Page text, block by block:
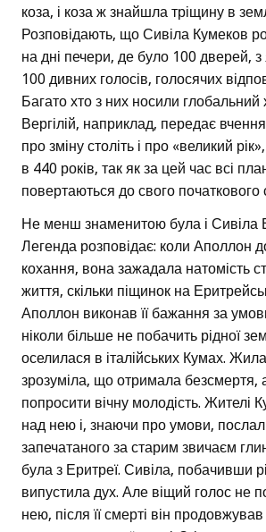
коза, і коза ж знайшла тріщину в
Розповідають, що Сивіла Кумеков
на дні печери, де було 100 дверей,
100 дивних голосів, голосячих
Багато хто з них носили глобальний
Вергілій, наприклад, передає
про зміну століть і про «великий
в 440 років, так як за цей час всі
повертаються до свого початкового
Не менш знаменитою була і Сивіла
Легенда розповідає: коли Аполлон
кохання, вона зажадала натомість
життя, скільки піщинок на
Аполлон виконав її бажання за
ніколи більше не побачить рідної
оселилася в італійських Кумах.
зрозуміла, що отримала безсмертя,
попросити вічну молодість. Жителі
над нею і, знаючи про умови,
запечатаного за старим звичаєм
була з Еритреї. Сивіла, побачивши
випустила дух. Але віщий голос не
нею, після її смерті він